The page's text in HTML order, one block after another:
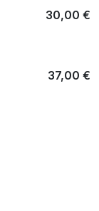
30,00 €
37,00 €